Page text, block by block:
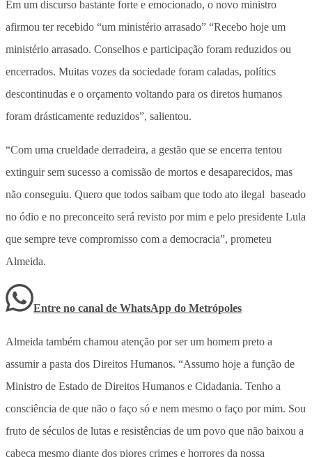
Em um discurso bastante forte e emocionado, o novo ministro
afirmou ter recebido “um ministério arrasado” “Recebo hoje um
ministério arrasado. Conselhos e participação foram reduzidos ou
encerrados. Muitas vozes da sociedade foram caladas, polítics
descontinudas e o orçamento voltando para os diretos humanos
foram drásticamente reduzidos”, salientou.
“Com uma crueldade derradeira, a gestão que se encerra tentou
extinguir sem sucesso a comissão de mortos e desaparecidos, mas
não conseguiu. Quero que todos saibam que todo ato ilegal baseado
no ódio e no preconceito será revisto por mim e pelo presidente Lula
que sempre teve compromisso com a democracia”, prometeu
Almeida.
Entre no canal de WhatsApp do Metrópoles
Almeida também chamou atenção por ser um homem preto a
assumir a pasta dos Direitos Humanos. “Assumo hoje a função de
Ministro de Estado de Direitos Humanos e Cidadania. Tenho a
consciência de que não o faço só e nem mesmo o faço por mim. Sou
fruto de séculos de lutas e resistências de um povo que não baixou a
cabeça mesmo diante dos piores crimes e horrores da nossa